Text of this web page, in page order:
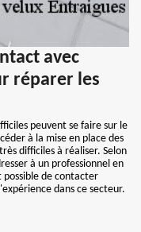
avec
réparer les
peuvent se faire sur le
à la mise en place des
difficiles à réaliser. Selon
à un professionnel en
possible de contacter
dans ce secteur.